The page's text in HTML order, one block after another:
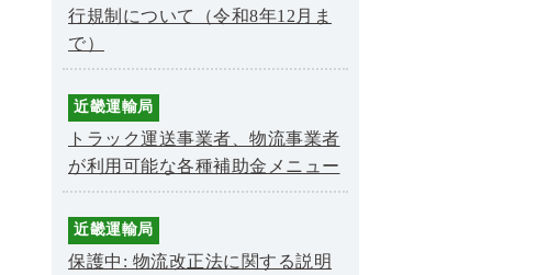
行規制について（令和8年12月ま
で）
近畿運輸局
トラック運送事業者、物流事業者
が利用可能な各種補助金メニュー
近畿運輸局
保護中: 物流改正法に関する説明